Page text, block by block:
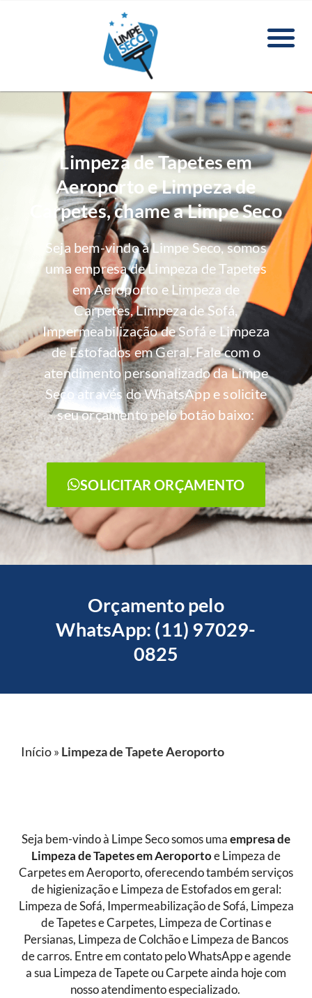
Limpeza de Tapetes em
Aeroporto e Limpeza de
Carpetes, chame a Limpe Seco
Seja bem-vindo à Limpe Seco, somos
uma empresa de Limpeza de Tapetes
em Aeroporto e Limpeza de
Carpetes, Limpeza de Sofá,
Impermeabilização de Sofá e Limpeza
de Estofados em Geral. Fale com o
atendimento personalizado da Limpe
Seco através do WhatsApp e solicite
seu orçamento pelo botão baixo:
SOLICITAR ORÇAMENTO
Orçamento pelo
WhatsApp: (11) 97029-
0825
Início» Limpeza de Tapete Aeroporto
Seja bem-vindo à Limpe Seco somos uma empresa de
Limpeza de Tapetesem Aeroportoe Limpeza de
Carpetesem Aeroporto, oferecendo também serviços
de higienização e Limpeza de Estofados em geral:
Limpeza de Sofá, Impermeabilização de Sofá, Limpeza
de Tapetes e Carpetes, Limpeza de Cortinas e
Persianas, Limpeza de Colchão e Limpeza de Bancos
de carros. Entre em contato pelo WhatsApp e agende
a sua Limpeza de Tapete ou Carpete ainda hoje com
nosso atendimento especializado.